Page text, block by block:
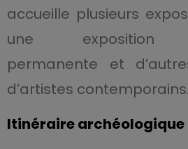
accueille plusieurs
une exposition
permanente et
d’artistes contemporains.
Itinéraire